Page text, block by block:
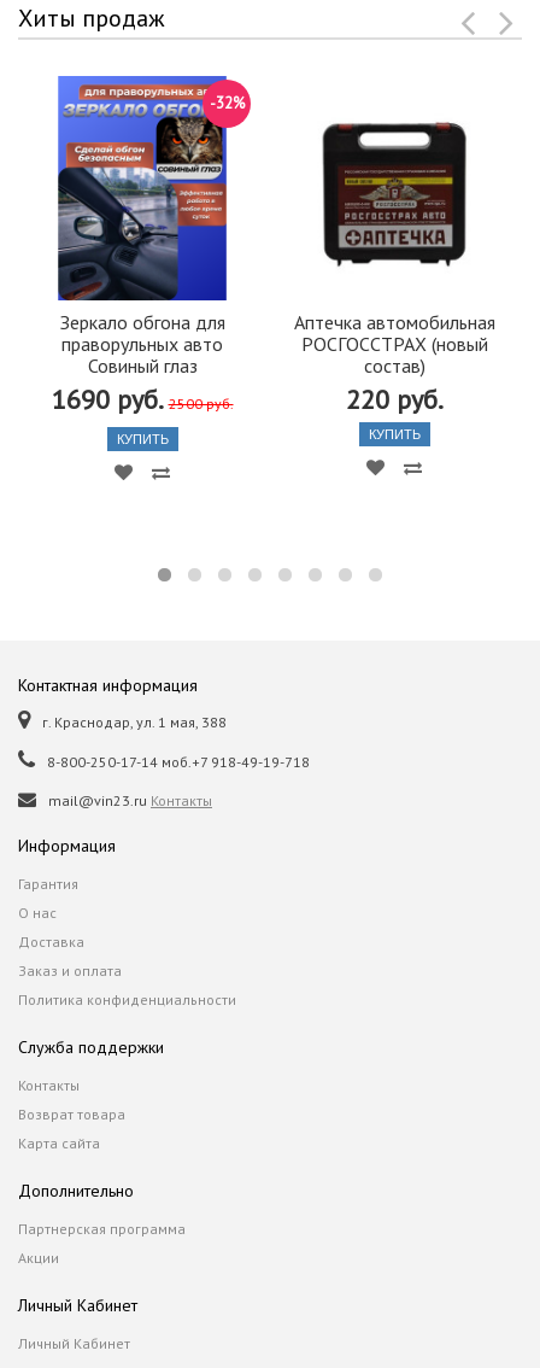
Хиты продаж
Зеркало обгона для
праворульных авто
Совиный глаз
1690 руб. 2500 руб.
-32%
КУПИТЬ
Аптечка автомобильная
РОСГОССТРАХ (новый
состав)
220 руб.
КУПИТЬ
Контактная информация
г. Краснодар, ул. 1 мая, 388
8-800-250-17-14 моб.+7 918-49-19-718
mail@vin23.ru Контакты
Информация
Гарантия
О нас
Доставка
Заказ и оплата
Политика конфиденциальности
Служба поддержки
Контакты
Возврат товара
Карта сайта
Дополнительно
Партнерская программа
Акции
Личный Кабинет
Личный Кабинет